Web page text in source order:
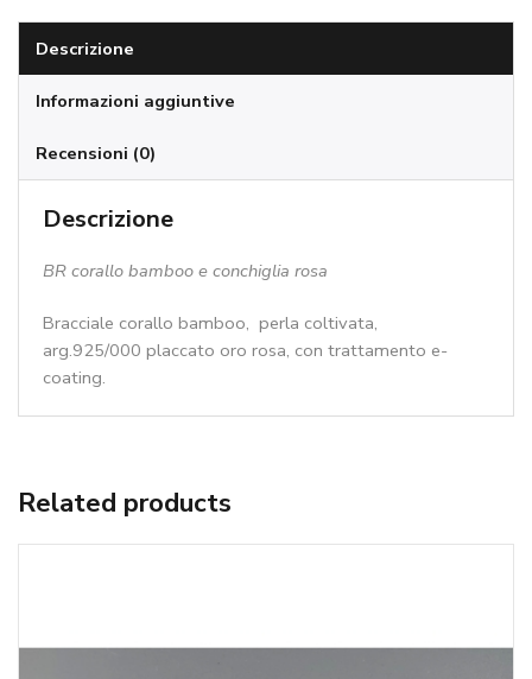
Descrizione
Informazioni aggiuntive
Recensioni (0)
Descrizione
BR corallo bamboo e conchiglia rosa
Bracciale corallo bamboo, perla coltivata,
arg.925/000 placcato oro rosa, con trattamento e-
coating.
Related products